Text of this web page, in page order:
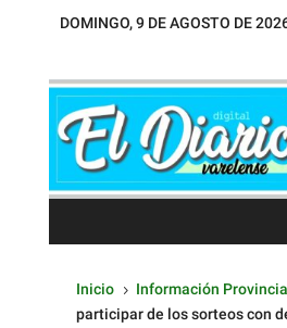
DOMINGO, 9 DE AGOSTO DE
Inicio 5 Información
participar de los sorteos con